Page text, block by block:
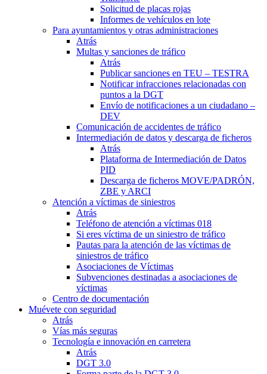
Solicitud de placas rojas
Informes de vehículos en lote
Para ayuntamientos y otras administraciones
Atrás
Multas y sanciones de tráfico
Atrás
Publicar sanciones en TEU – TESTRA
Notificar infracciones relacionadas con
puntos a la DGT
Envío de notificaciones a un ciudadano –
DEV
Comunicación de accidentes de tráfico
Intermediación de datos y descarga de ficheros
Atrás
Plataforma de Intermediación de Datos
PID
Descarga de ficheros MOVE/PADRÓN,
ZBE y ARCI
Atención a víctimas de siniestros
Atrás
Teléfono de atención a víctimas 018
Si eres víctima de un siniestro de tráfico
Pautas para la atención de las víctimas de
siniestros de tráfico
Asociaciones de Víctimas
Subvenciones destinadas a asociaciones de
víctimas
Centro de documentación
Muévete con seguridad
Atrás
Vías más seguras
Tecnología e innovación en carretera
Atrás
DGT 3.0